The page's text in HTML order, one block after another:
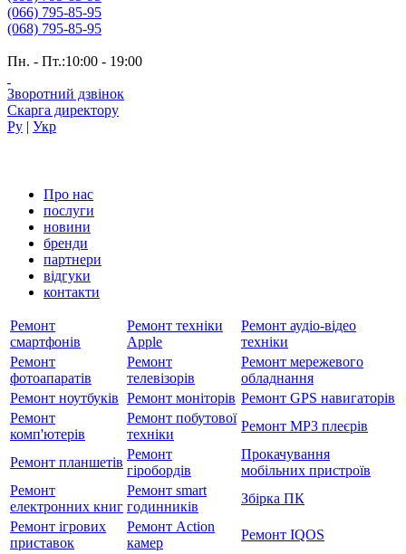
(066) 795-85-95
(068) 795-85-95
Пн. - Пт.:10:00 - 19:00
Зворотний дзвінок
Скарга директору
Ру | Укр
Про нас
послуги
новини
бренди
партнери
вiдгуки
контакти
Ремонт
смартфонів
Ремонт техніки
Apple
Ремонт аудіо-відео
техніки
Ремонт
фотоапаратів
Ремонт
телевізорів
Ремонт мережевого
обладнання
Ремонт ноутбуків Ремонт моніторів Ремонт GPS навигаторів
Ремонт
комп'ютерів
Ремонт побутової
техніки
Ремонт MP3 плеєрів
Ремонт планшетів
Ремонт
гіробордів
Прокачування
мобільних пристроїв
Ремонт
електронних книг
Ремонт smart
годинників
Збірка ПК
Ремонт ігрових
приставок
Ремонт Action
камер
Ремонт IQOS